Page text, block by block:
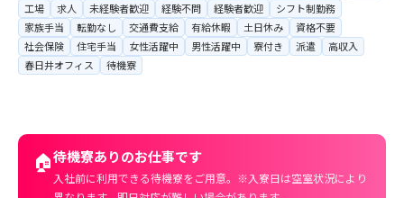
工場
求人 未経験者歓迎 経験不問 経験者歓迎
シフト制勤務
家族手当
転勤なし 交通費支給 有給休暇 土日休み
資格不要
社会保険
住宅手当 女性活躍中 男性活躍中 寮付き 派遣
高収入
春日井オフィス
待機寮
🏠待機寮ありのお仕事です
入社前に利用できる待機寮をご用意。※入寮日は空室状況により